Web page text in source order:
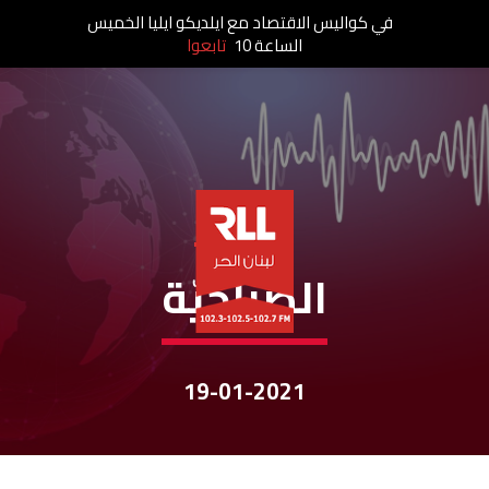
نشرات الأخبار
الصباحيّة
19-01-2021
في كواليس الاقتصاد مع ايلديكو ايليا الخميس
الساعة 10 تابعوا